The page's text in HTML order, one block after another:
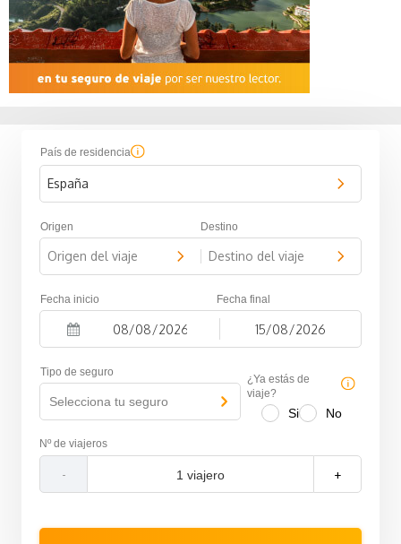
País de residencia
España
Origen Destino
Origen del viaje Destino del viaje
Fecha inicio Fecha final
N
v
g
a
e
r
N
v
i
c
Nº de viajeros
- +
Tipo de seguro
Selecciona tu seguro
¿Ya estás de
viaje?
Si No